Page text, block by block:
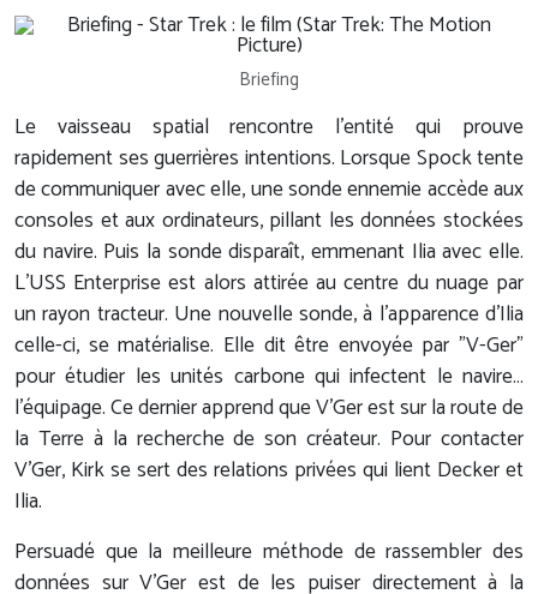
Briefing
Le vaisseau spatial rencontre l'entité qui prouve
rapidement ses guerrières intentions. Lorsque Spock tente
de communiquer avec elle, une sonde ennemie accède aux
consoles et aux ordinateurs, pillant les données stockées
du navire. Puis la sonde disparaît, emmenant Ilia avec elle.
L'USS Enterprise est alors attirée au centre du nuage par
un rayon tracteur. Une nouvelle sonde, à l'apparence d'Ilia
celle-ci, se matérialise. Elle dit être envoyée par "V-Ger"
pour étudier les unités carbone qui infectent le navire…
l'équipage. Ce dernier apprend que V'Ger est sur la route de
la Terre à la recherche de son créateur. Pour contacter
V'Ger, Kirk se sert des relations privées qui lient Decker et
Ilia.
Persuadé que la meilleure méthode de rassembler des
données sur V'Ger est de les puiser directement à la